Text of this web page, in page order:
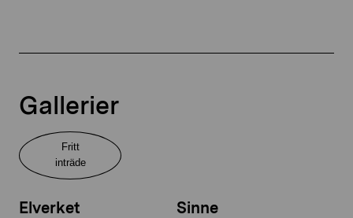
Gallerier
Fritt
inträde
Elverket Sinne